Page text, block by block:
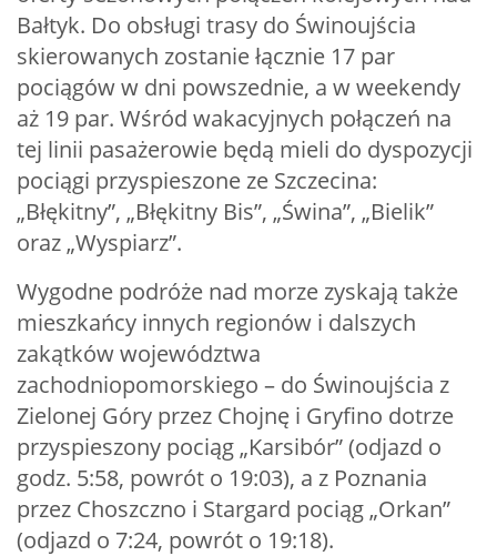
Bałtyk. Do obsługi trasy do Świnoujścia
skierowanych zostanie łącznie 17 par
pociągów w dni powszednie, a w weekendy
aż 19 par. Wśród wakacyjnych połączeń na
tej linii pasażerowie będą mieli do dyspozycji
pociągi przyspieszone ze Szczecina:
„Błękitny”, „Błękitny Bis”, „Świna”, „Bielik”
oraz „Wyspiarz”.
Wygodne podróże nad morze zyskają także
mieszkańcy innych regionów i dalszych
zakątków województwa
zachodniopomorskiego – do Świnoujścia z
Zielonej Góry przez Chojnę i Gryfino dotrze
przyspieszony pociąg „Karsibór” (odjazd o
godz. 5:58, powrót o 19:03), a z Poznania
przez Choszczno i Stargard pociąg „Orkan”
(odjazd o 7:24, powrót o 19:18).